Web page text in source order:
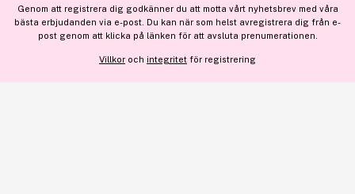
VISA DETALJER
480 kr
Genom att registrera dig godkänner du att motta vårt nyhetsbrev med våra
bästa erbjudanden via e-post. Du kan när som helst avregistrera dig från e-
post genom att klicka på länken för att avsluta prenumerationen.
Villkor och integritet för registrering